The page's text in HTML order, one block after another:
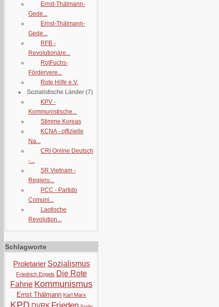
Ernst-Thälmann-
Gede...
Ernst-Thälmann-
Gede...
RFB -
Revolutionäre...
RotFuchs-
Fördervere...
Rote Hilfe e.V.
Sozialistische Länder (7)
KPV -
Kommunistische...
Stimme Koreas
KCNA - offizielle
Na...
CRI Online Deutsch
-...
SR Vietnam -
Regieru...
PCC - Partido
Comuni...
Laotische
Revolution...
Schlagworte
Proletarier Sozialismus
Friedrich Engels Die Rote
Fahne Kommunismus
Ernst Thälmann Karl Marx
KPD